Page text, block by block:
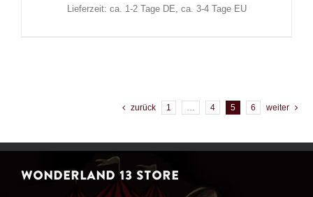
Lieferzeit: ca. 1-2 Tage DE, ca. 3-4 Tage EU
zurück 1 4 5 6 weiter
WONDERLAND 13 STORE